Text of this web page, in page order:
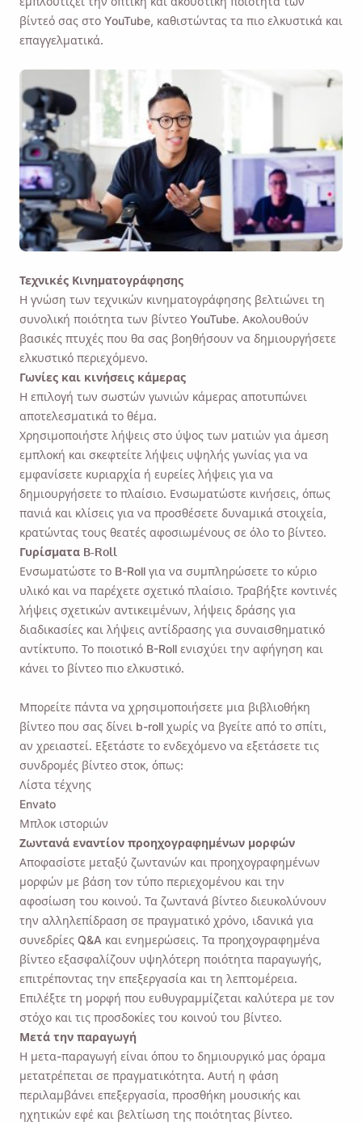
βίντεό σας στο YouTube, καθιστώντας τα πιο ελκυστικά και
επαγγελματικά.
Τεχνικές Κινηματογράφησης
Η γνώση των τεχνικών κινηματογράφησης βελτιώνει τη
συνολική ποιότητα των βίντεο YouTube. Ακολουθούν
βασικές πτυχές που θα σας βοηθήσουν να δημιουργήσετε
ελκυστικό περιεχόμενο.
Γωνίες και κινήσεις κάμερας
Η επιλογή των σωστών γωνιών κάμερας αποτυπώνει
αποτελεσματικά το θέμα.
Χρησιμοποιήστε λήψεις στο ύψος των ματιών για άμεση
εμπλοκή και σκεφτείτε λήψεις υψηλής γωνίας για να
εμφανίσετε κυριαρχία ή ευρείες λήψεις για να
δημιουργήσετε το πλαίσιο. Ενσωματώστε κινήσεις, όπως
πανιά και κλίσεις για να προσθέσετε δυναμικά στοιχεία,
κρατώντας τους θεατές αφοσιωμένους σε όλο το βίντεο.
Γυρίσματα B-Roll
Ενσωματώστε το B-Roll για να συμπληρώσετε το κύριο
υλικό και να παρέχετε σχετικό πλαίσιο. Τραβήξτε κοντινές
λήψεις σχετικών αντικειμένων, λήψεις δράσης για
διαδικασίες και λήψεις αντίδρασης για συναισθηματικό
αντίκτυπο. Το ποιοτικό B-Roll ενισχύει την αφήγηση και
κάνει το βίντεο πιο ελκυστικό.
Μπορείτε πάντα να χρησιμοποιήσετε μια βιβλιοθήκη
βίντεο που σας δίνει b-roll χωρίς να βγείτε από το σπίτι,
αν χρειαστεί. Εξετάστε το ενδεχόμενο να εξετάσετε τις
συνδρομές βίντεο στοκ, όπως:
Λίστα τέχνης
Envato
Μπλοκ ιστοριών
Ζωντανά εναντίον προηχογραφημένων μορφών
Αποφασίστε μεταξύ ζωντανών και προηχογραφημένων
μορφών με βάση τον τύπο περιεχομένου και την
αφοσίωση του κοινού. Τα ζωντανά βίντεο διευκολύνουν
την αλληλεπίδραση σε πραγματικό χρόνο, ιδανικά για
συνεδρίες Q&A και ενημερώσεις. Τα προηχογραφημένα
βίντεο εξασφαλίζουν υψηλότερη ποιότητα παραγωγής,
επιτρέποντας την επεξεργασία και τη λεπτομέρεια.
Επιλέξτε τη μορφή που ευθυγραμμίζεται καλύτερα με τον
στόχο και τις προσδοκίες του κοινού του βίντεο.
Μετά την παραγωγή
Η μετα-παραγωγή είναι όπου το δημιουργικό μας όραμα
μετατρέπεται σε πραγματικότητα. Αυτή η φάση
περιλαμβάνει επεξεργασία, προσθήκη μουσικής και
ηχητικών εφέ και βελτίωση της ποιότητας βίντεο.